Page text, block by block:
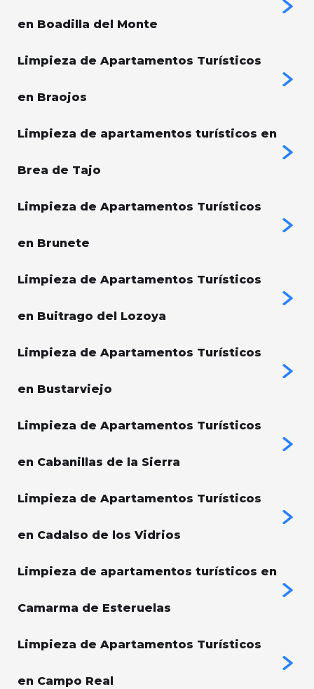
en Boadilla del Monte
Limpieza de Apartamentos Turísticos
en Braojos
Limpieza de apartamentos turísticos en
Brea de Tajo
Limpieza de Apartamentos Turísticos
en Brunete
Limpieza de Apartamentos Turísticos
en Buitrago del Lozoya
Limpieza de Apartamentos Turísticos
en Bustarviejo
Limpieza de Apartamentos Turísticos
en Cabanillas de la Sierra
Limpieza de Apartamentos Turísticos
en Cadalso de los Vidrios
Limpieza de apartamentos turísticos en
Camarma de Esteruelas
Limpieza de Apartamentos Turísticos
en Campo Real